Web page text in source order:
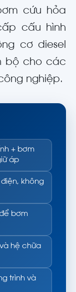
cứu hỏa
cấu hình
cơ diesel
bộ cho các
nghiệp.
+ bơm
áp
không
bơm
hệ chữa
trình và